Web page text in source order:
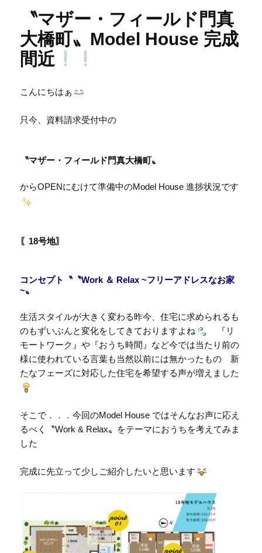
〝マザー・フィールド門真
大橋町〟Model House 完成
間近
こんにちはぁ
只今、資料請求受付中の
〝マザー・フィールド門真大橋町〟
からOPENにむけて準備中のModel House 進捗状況です
〖18号地〗
コンセプト〝〝Work ＆ Relax ~フリーアドレスなお家
~〟
生活スタイルが大きく変わる昨今、住宅に求められるも
のもずいぶんと変化をしてきておりますよね
『リ
モートワーク』や『おうち時間』など今では当たり前の
様に使われている言葉も当然以前には無かったもの 新
たなフェーズに対応した住宅を希望する声が増えました
そこで．．．今回のModel House ではそんなお声に応え
るべく〝Work & Relax〟をテーマにおうちを考えてみま
した
完成に先立って少しご紹介したいと思います